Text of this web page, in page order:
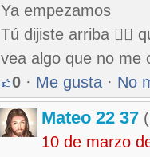
Ya empezamos
Tú dijiste arriba
vea algo que no me
0 · Me gusta · No
Mateo 22 37
10 de marzo